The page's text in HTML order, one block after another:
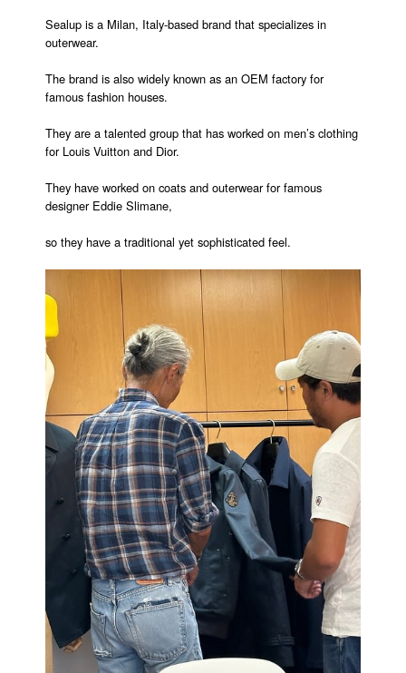
Sealup is a Milan, Italy-based brand that specializes in
outerwear.
The brand is also widely known as an OEM factory for
famous fashion houses.
They are a talented group that has worked on men’s clothing
for Louis Vuitton and Dior.
They have worked on coats and outerwear for famous
designer Eddie Slimane,
so they have a traditional yet sophisticated feel.